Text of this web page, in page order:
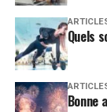
Quels
Bonne